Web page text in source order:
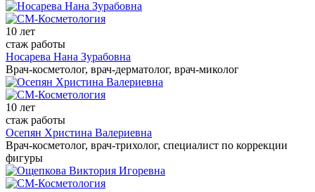
10 лет
стаж работы
Носарева Нана Зурабовна
Врач-косметолог, врач-дерматолог, врач-миколог
10 лет
стаж работы
Осепян Христина Валериевна
Врач-косметолог, врач-трихолог, специалист по коррекции
фигуры